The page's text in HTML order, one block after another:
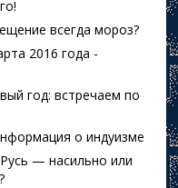
всегда мороз?
2016 года -
год: встречаем по
о индуизме
— насильно или